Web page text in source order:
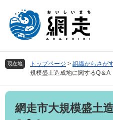
頭
で
飛
ば
現在地 トップページ > 組織からさが
規模盛土造成地に関するQ＆A
本
網走市大規模盛土